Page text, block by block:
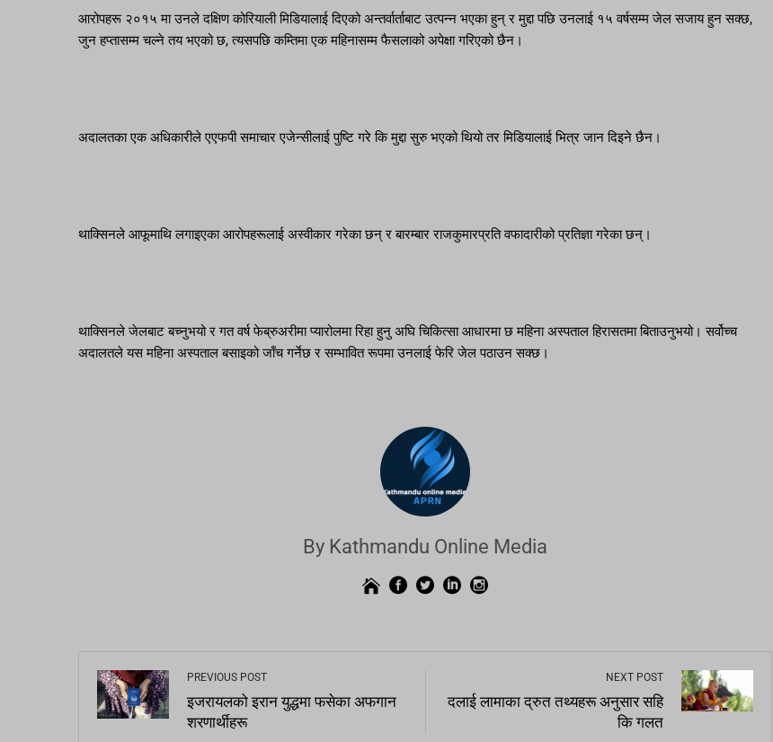
आरोपहरू २०१५ मा उनले दक्षिण कोरियाली मिडियालाई दिएको अन्तर्वार्ताबाट उत्पन्न भएका हुन् र मुद्दा पछि उनलाई १५ वर्षसम्म जेल सजाय हुन सक्छ,
जुन हप्तासम्म चल्ने तय भएको छ, त्यसपछि कम्तिमा एक महिनासम्म फैसलाको अपेक्षा गरिएको छैन।
अदालतका एक अधिकारीले एएफपी समाचार एजेन्सीलाई पुष्टि गरे कि मुद्दा सुरु भएको थियो तर मिडियालाई भित्र जान दिइने छैन।
थाक्सिनले आफूमाथि लगाइएका आरोपहरूलाई अस्वीकार गरेका छन् र बारम्बार राजकुमारप्रति वफादारीको प्रतिज्ञा गरेका छन्।
थाक्सिनले जेलबाट बच्नुभयो र गत वर्ष फेब्रुअरीमा प्यारोलमा रिहा हुनु अघि चिकित्सा आधारमा छ महिना अस्पताल हिरासतमा बिताउनुभयो। सर्वोच्च
अदालतले यस महिना अस्पताल बसाइको जाँच गर्नेछ र सम्भावित रूपमा उनलाई फेरि जेल पठाउन सक्छ।
By Kathmandu Online Media
PREVIOUS POST
इजरायलको इरान युद्धमा फसेका अफगान
शरणार्थीहरू
NEXT POST
दलाई लामाका द्रुत तथ्यहरू अनुसार सहि
कि गलत